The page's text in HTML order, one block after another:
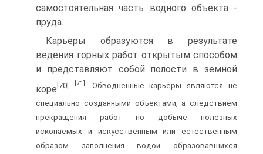
самостоятельная часть водного объекта -
пруда.
Карьеры образуются в результате
ведения горных работ открытым способом
и представляют собой полости в земной
коре [70] [71] . Обводненные карьеры являются не
специально созданными объектами, а следствием
прекращения работ по добыче полезных
ископаемых и искусственным или естественным
образом заполнения водой образовавшихся